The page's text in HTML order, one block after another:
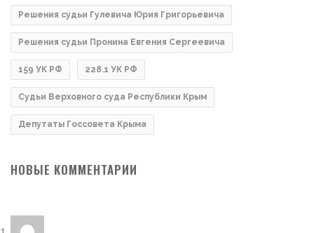
Решения судьи Гулевича Юрия Григорьевича
Решения судьи Пронина Евгения Сергеевича
159 УК РФ 228.1 УК РФ
Судьи Верховного суда Республики Крым
Депутаты Госсовета Крыма
НОВЫЕ КОММЕНТАРИИ